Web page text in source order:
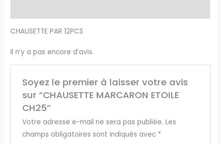
CHAUSETTE PAR 12PCS
Il n’y a pas encore d’avis.
Soyez le premier à laisser votre avis
sur “CHAUSETTE MARCARON ETOILE
CH25”
Votre adresse e-mail ne sera pas publiée. Les
champs obligatoires sont indiqués avec *